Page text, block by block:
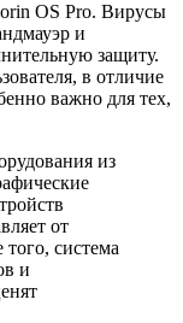
OS Pro. Вирусы
и
защиту.
в отличие
важно для тех,
из
от
система
и